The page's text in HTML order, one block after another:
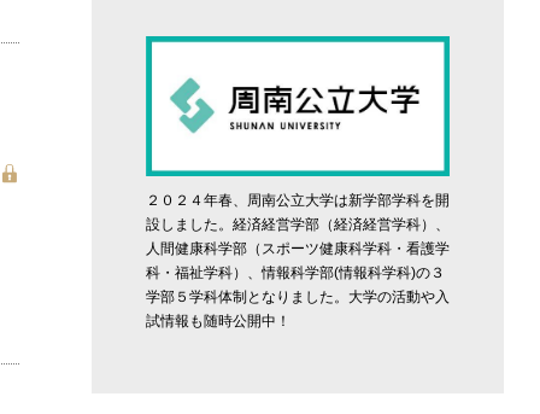
２０２４年春、周南公立大学は新学部学科を開
設しました。経済経営学部（経済経営学科）、
人間健康科学部（スポーツ健康科学科・看護学
科・福祉学科）、情報科学部(情報科学科)の３
学部５学科体制となりました。大学の活動や入
試情報も随時公開中！